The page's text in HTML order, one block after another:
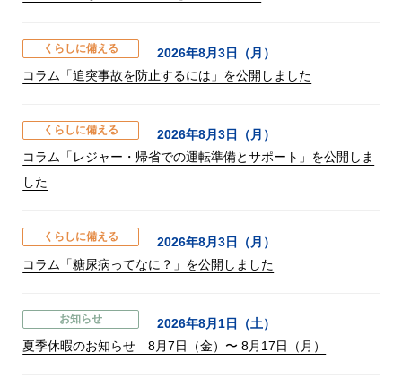
くらしに備える
2026年8月3日（月）
コラム「追突事故を防止するには」を公開しました
くらしに備える
2026年8月3日（月）
コラム「レジャー・帰省での運転準備とサポート」を公開しま
した
くらしに備える
2026年8月3日（月）
コラム「糖尿病ってなに？」を公開しました
お知らせ
2026年8月1日（土）
夏季休暇のお知らせ 8月7日（金）〜 8月17日（月）